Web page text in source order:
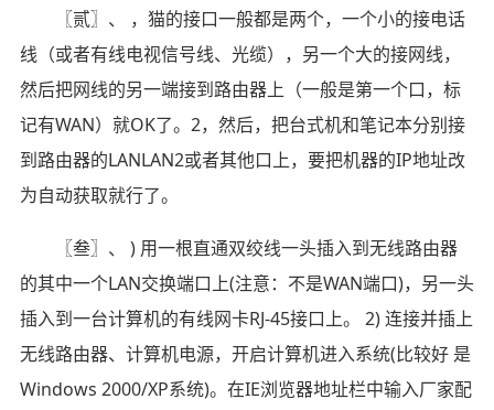
〖贰〗、 ，猫的接口一般都是两个，一个小的接电话
线（或者有线电视信号线、光缆），另一个大的接网线，
然后把网线的另一端接到路由器上（一般是第一个口，标
记有WAN）就OK了。2，然后，把台式机和笔记本分别接
到路由器的LANLAN2或者其他口上，要把机器的IP地址改
为自动获取就行了。
〖叁〗、 ) 用一根直通双绞线一头插入到无线路由器
的其中一个LAN交换端口上(注意：不是WAN端口)，另一头
插入到一台计算机的有线网卡RJ-45接口上。 2) 连接并插上
无线路由器、计算机电源，开启计算机进入系统(比较好 是
Windows 2000/XP系统)。在IE浏览器地址栏中输入厂家配